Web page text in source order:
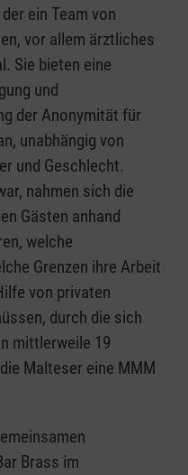
ein Team von
vor allem ärztliches
Sie bieten eine
und
der Anonymität für
unabhängig von
und Geschlecht.
nahmen sich die
Gästen anhand
welche
Grenzen ihre Arbeit
von privaten
durch die sich
mittlerweile 19
Malteser eine MMM
Brass im